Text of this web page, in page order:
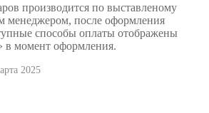
производится по выставленому
менеджером, после оформления
способы оплаты отображены
в момент оформления.
2025